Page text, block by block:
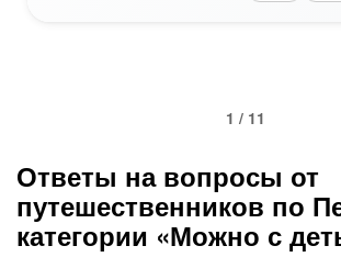
1 / 11
Ответы на вопросы от
путешественников по
категории «Можно с